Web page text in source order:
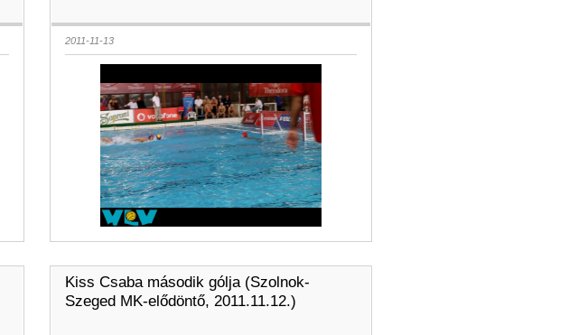
2011-11-13
Kiss Csaba második gólja (Szolnok-
Szeged MK-elődöntő, 2011.11.12.)